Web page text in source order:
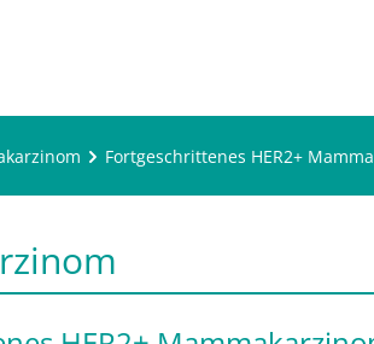
Fortgeschrittenes HER2+